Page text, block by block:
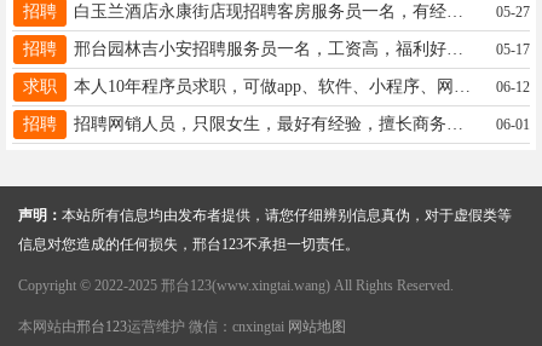
招聘 白玉兰酒店永康街店现招聘客房服务员一名，有经验者优先，早八晚五待遇优厚，有意者联系杜店长15830000154 05-27
招聘 邢台园林吉小安招聘服务员一名，工资高，福利好，联系电话15131967855试用期三天， 05-17
求职 06-12
招聘 06-01
声明： 本站所有信息均由发布者提供，请您仔细辨别信息真伪，对于虚假类等
信息对您造成的任何损失，邢台123不承担一切责任。
Copyright © 2022-2025 邢台123(www.xingtai.wang) All Rights Reserved.
本网站由邢台123运营维护 微信：cnxingtai 网站地图